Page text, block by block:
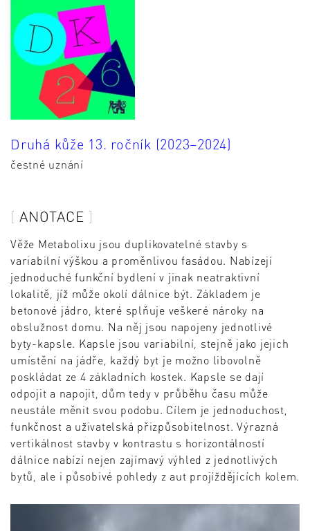
Druhá kůže 13. ročník (2023–2024)
čestné uznání
ANOTACE
Věže Metabolixu jsou duplikovatelné stavby s
variabilní výškou a proměnlivou fasádou. Nabízejí
jednoduché funkční bydlení v jinak neatraktivní
lokalitě, jíž může okolí dálnice být. Základem je
betonové jádro, které splňuje veškeré nároky na
obslužnost domu. Na něj jsou napojeny jednotlivé
byty-kapsle. Kapsle jsou variabilní, stejně jako jejich
umístění na jádře, každý byt je možno libovolně
poskládat ze 4 základních kostek. Kapsle se dají
odpojit a napojit, dům tedy v průběhu času může
neustále měnit svou podobu. Cílem je jednoduchost,
funkčnost a uživatelská přizpůsobitelnost. Výrazná
vertikálnost stavby v kontrastu s horizontálností
dálnice nabízí nejen zajímavý výhled z jednotlivých
bytů, ale i působivé pohledy z aut projíždějících kolem.